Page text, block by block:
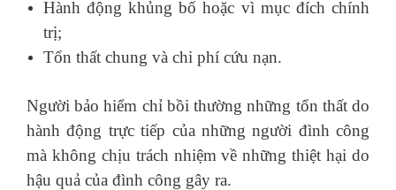
Hành động khủng bố hoặc vì mục đích chính
trị;
Tổn thất chung và chi phí cứu nạn.
Người bảo hiểm chỉ bồi thường những tổn thất do
hành động trực tiếp của những người đình công
mà không chịu trách nhiệm về những thiệt hại do
hậu quả của đình công gây ra.